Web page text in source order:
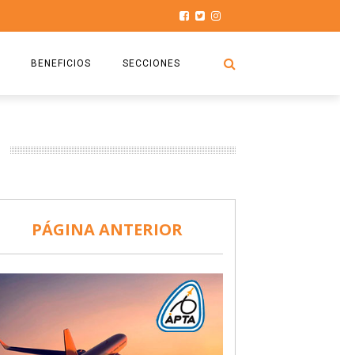
BENEFICIOS
COMISIÓN
DOCUMENTOS
SEGURO DE SEPELIOS
SECCIONES
HISTORIAS DE LUCHA
TURISMO Y RECREACIÓN
PÁGINA ANTERIOR